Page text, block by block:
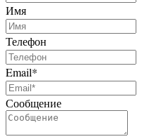
Имя
Телефон
Email*
Сообщение